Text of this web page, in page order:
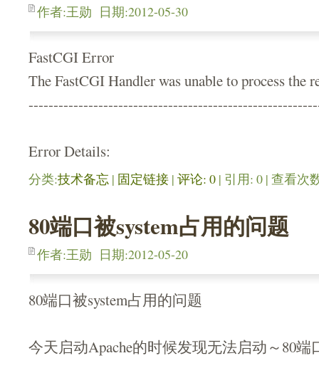
作者:王勋 日期:2012-05-30
FastCGI Error
The FastCGI Handler was unable to process the
Error Details:
分类:技术备忘 | 固定链接 | 评论: 0 | 引用: 0 | 查看次
80端口被system占用的问题
作者:王勋 日期:2012-05-20
80端口被system占用的问题
今天启动Apache的时候发现无法启动～80端